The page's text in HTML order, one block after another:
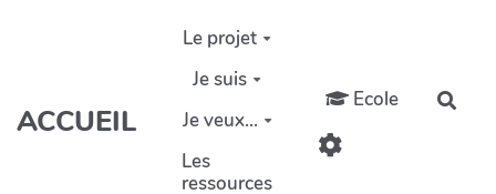
Aller au contenu principal
ACCUEIL
Le projet
Je suis
Je veux...
Les
ressources
Ecole